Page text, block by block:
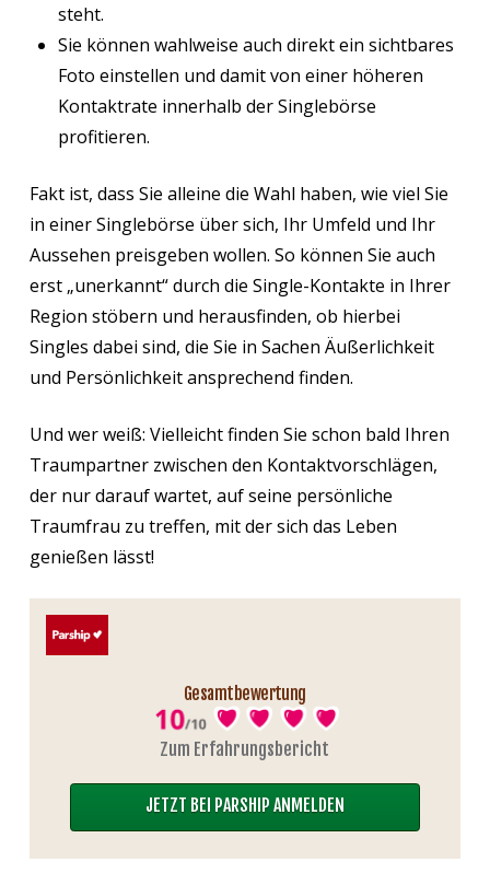
steht.
Sie können wahlweise auch direkt ein sichtbares
Foto einstellen und damit von einer höheren
Kontaktrate innerhalb der Singlebörse
profitieren.
Fakt ist, dass Sie alleine die Wahl haben, wie viel Sie
in einer Singlebörse über sich, Ihr Umfeld und Ihr
Aussehen preisgeben wollen. So können Sie auch
erst „unerkannt“ durch die Single-Kontakte in Ihrer
Region stöbern und herausfinden, ob hierbei
Singles dabei sind, die Sie in Sachen Äußerlichkeit
und Persönlichkeit ansprechend finden.
Und wer weiß: Vielleicht finden Sie schon bald Ihren
Traumpartner zwischen den Kontaktvorschlägen,
der nur darauf wartet, auf seine persönliche
Traumfrau zu treffen, mit der sich das Leben
genießen lässt!
Gesamtbewertung
Zum Erfahrungsbericht
JETZT BEI PARSHIP ANMELDEN